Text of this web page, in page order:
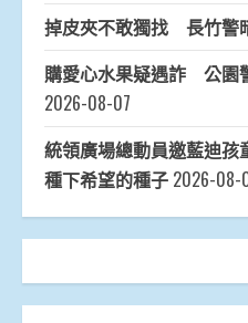
掉皮夾不敢獨找 長竹警
購愛心水果疑遇詐 公園
2026-08-07
統領廣場總動員邀藍迪
種下希望的種子 2026-08-